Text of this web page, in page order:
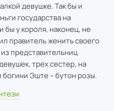
девушке. Так бы и
государства на
бы у короля, наконец, не
правитель женить своего
представительниц
трех сестер, на
Эште – бутон розы.